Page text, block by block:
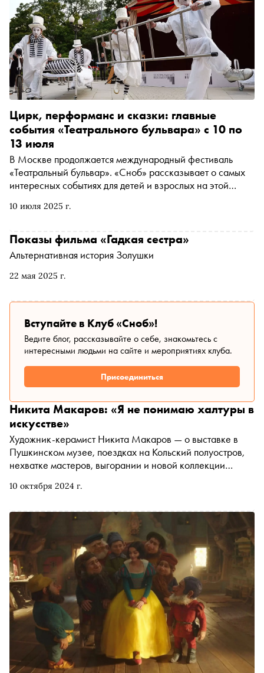
10 июля 2025 г.
Цирк, перформанс и сказки: главные
события «Театрального бульвара» с 10 по
13 июля
В Москве продолжается международный фестиваль
«Театральный бульвар». «Сноб» рассказывает о самых
интересных событиях для детей и взрослых на этой
22 мая 2025 г.
Показы фильма «Гадкая сестра»
Альтернативная история Золушки
Вступайте в Клуб «Сноб»!
Ведите блог, рассказывайте о себе, знакомьтесь с
интересными людьми на сайте и мероприятиях клуба.
Присоединиться
10 октября 2024 г.
Никита Макаров: «Я не понимаю халтуры в
искусстве»
Художник-керамист Никита Макаров — о выставке в
Пушкинском музее, поездках на Кольский полуостров,
нехватке мастеров, выгорании и новой коллекции